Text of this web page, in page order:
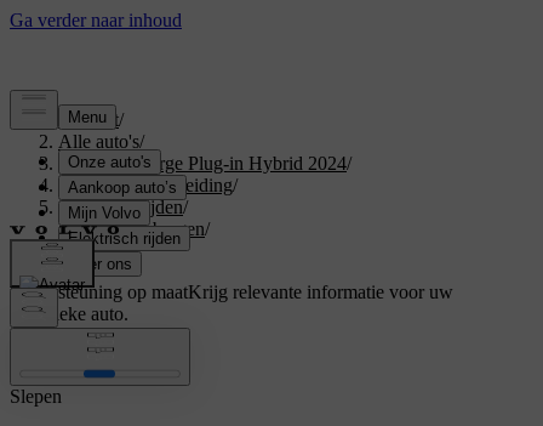
Support/
Alle auto's/
XC40 Recharge Plug-in Hybrid 2024/
Gebruikershandleiding/
Starten en rijden/
Slepen en bergen/
Slepen
Ondersteuning op maatKrijg relevante informatie voor uw
specifieke auto.
Slepen